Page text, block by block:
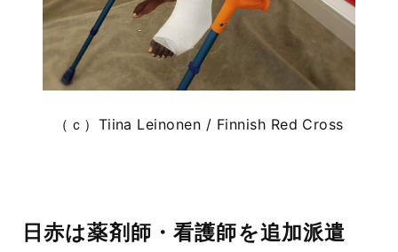
（ｃ）Tiina Leinonen / Finnish Red Cross
日赤は薬剤師・看護師を追加派遣